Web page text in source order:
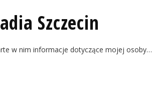
Szczecin
w nim informacje dotyczące mojej osoby…